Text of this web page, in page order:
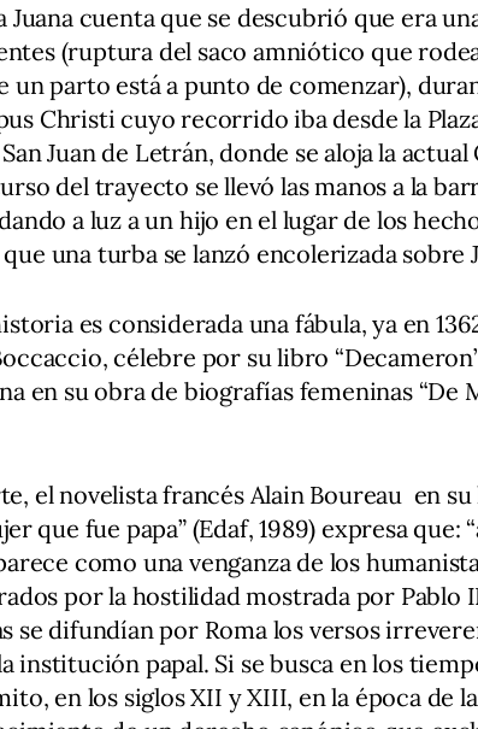
Juana cuenta que se descubrió que era
(ruptura del saco amniótico que
un parto está a punto de comenzar),
Christi cuyo recorrido iba desde la
Juan de Letrán, donde se aloja la actual
del trayecto se llevó las manos a la
a luz a un hijo en el lugar de los
una turba se lanzó encolerizada sobre
es considerada una fábula, ya en
célebre por su libro
en su obra de biografías femeninas “De
el novelista francés Alain Boureau en su
que fue papa” (Edaf, 1989) expresa que:
como una venganza de los
por la hostilidad mostrada por Pablo
se difundían por Roma los versos
institución papal. Si se busca en los
en los siglos XII y XIII, en la época de